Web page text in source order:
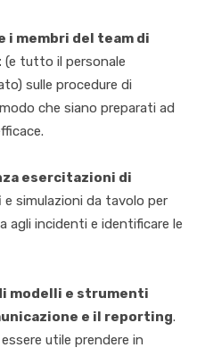
i membri del team di
(e tutto il personale
sulle procedure di
che siano preparati ad
esercitazioni di
e simulazioni da tavolo per
agli incidenti e identificare le
modelli e strumenti
e il reporting.
utile prendere in